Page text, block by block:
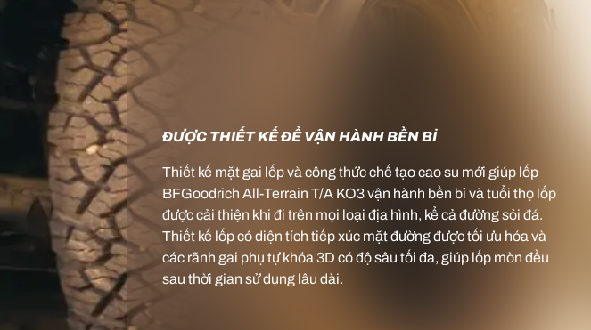
ĐƯỢC THIẾT KẾ ĐỂ VẬN HÀNH BỀN BỈ
Thiết kế mặt gai lốp và công thức chế tạo cao su mới giúp lốp
BFGoodrich All-Terrain T/A KO3 vận hành bền bỉ và tuổi thọ lốp
được cải thiện khi đi trên mọi loại địa hình, kể cả đường sỏi đá.
Thiết kế lốp có diện tích tiếp xúc mặt đường được tối ưu hóa và
các rãnh gai phụ tự khóa 3D có độ sâu tối đa, giúp lốp mòn đều
sau thời gian sử dụng lâu dài.